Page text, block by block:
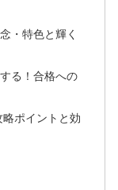
・特色と輝く
る！合格への
ポイントと効